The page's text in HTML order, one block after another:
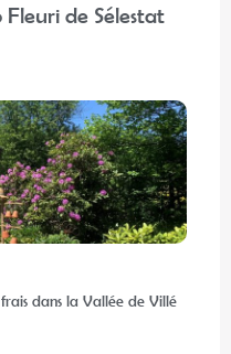
Fleuri de Sélestat
dans la Vallée de Villé